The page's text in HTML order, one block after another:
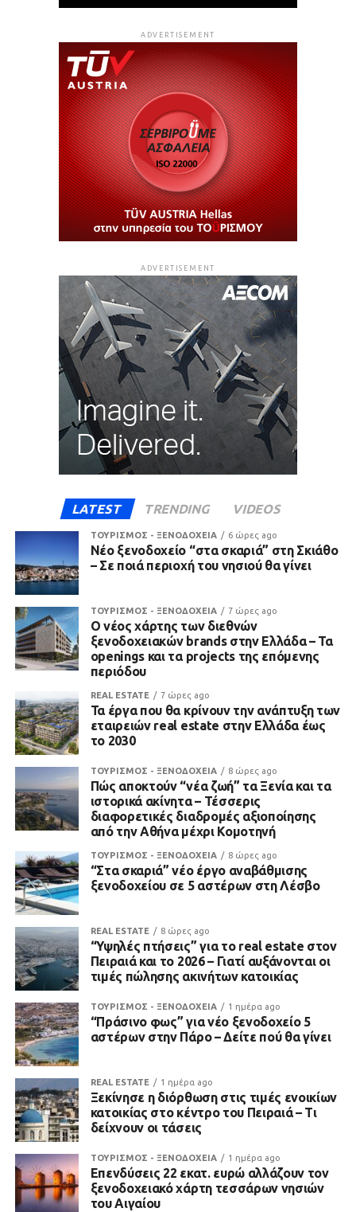
ADVERTISEMENT
ADVERTISEMENT
LATEST TRENDING VIDEOS
ΤΟΥΡΙΣΜΟΣ - ΞΕΝΟΔΟΧΕΙΑ 6 ώρες ago
Νέο ξενοδοχείο “στα σκαριά” στη Σκιάθο
– Σε ποιά περιοχή του νησιού θα γίνει
ΤΟΥΡΙΣΜΟΣ - ΞΕΝΟΔΟΧΕΙΑ 7 ώρες ago
Ο νέος χάρτης των διεθνών
ξενοδοχειακών brands στην Ελλάδα – Τα
openings και τα projects της επόμενης
περιόδου
REAL ESTATE 7 ώρες ago
Τα έργα που θα κρίνουν την ανάπτυξη των
εταιρειών real estate στην Ελλάδα έως
το 2030
ΤΟΥΡΙΣΜΟΣ - ΞΕΝΟΔΟΧΕΙΑ 8 ώρες ago
Πώς αποκτούν “νέα ζωή” τα Ξενία και τα
ιστορικά ακίνητα – Τέσσερις
διαφορετικές διαδρομές αξιοποίησης
από την Αθήνα μέχρι Κομοτηνή
ΤΟΥΡΙΣΜΟΣ - ΞΕΝΟΔΟΧΕΙΑ 8 ώρες ago
“Στα σκαριά” νέο έργο αναβάθμισης
ξενοδοχείου σε 5 αστέρων στη Λέσβο
REAL ESTATE 8 ώρες ago
“Υψηλές πτήσεις” για το real estate στον
Πειραιά και το 2026 – Γιατί αυξάνονται οι
τιμές πώλησης ακινήτων κατοικίας
ΤΟΥΡΙΣΜΟΣ - ΞΕΝΟΔΟΧΕΙΑ 1 ημέρα ago
“Πράσινο φως” για νέο ξενοδοχείο 5
αστέρων στην Πάρο – Δείτε πού θα γίνει
REAL ESTATE 1 ημέρα ago
Ξεκίνησε η διόρθωση στις τιμές ενοικίων
κατοικίας στο κέντρο του Πειραιά – Τι
δείχνουν οι τάσεις
ΤΟΥΡΙΣΜΟΣ - ΞΕΝΟΔΟΧΕΙΑ 1 ημέρα ago
Επενδύσεις 22 εκατ. ευρώ αλλάζουν τον
ξενοδοχειακό χάρτη τεσσάρων νησιών
του Αιγαίου